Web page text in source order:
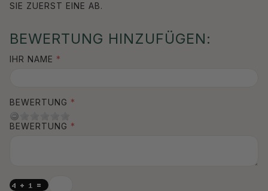
SIE ZUERST EINE AB.
BEWERTUNG HINZUFÜGEN:
IHR NAME
BEWERTUNG
BEWERTUNG